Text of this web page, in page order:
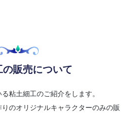
の販売について
粘土細工のご紹介をします。
のオリジナルキャラクターのみの販